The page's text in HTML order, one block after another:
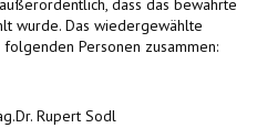
dass das bewährte
wurde. Das wiedergewählte
Personen zusammen:
Rupert Sodl